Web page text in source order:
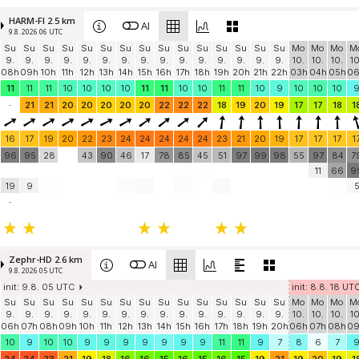
HARM-FI 2.5 km
9.8. 2026 06 UTC AI
Su
9.
08h
Su
9.
09h
Su
9.
10h
Su
9.
11h
Su
9.
12h
Su
9.
13h
Su
9.
14h
Su
9.
15h
Su
9.
16h
Su
9.
17h
Su
9.
18h
Su
9.
19h
Su
9.
20h
Su
9.
21h
Su
9.
22h
Mo
10.
03h
Mo
10.
04h
Mo
10.
05h
11
11 11 10 10 10 10 11 11 10 10 11 11 10 9 10 10 10
9
-
21 21 20 20 20 20 20 22 22 22 18 19 20 19 17 17 18
16 17 19 20 22 23 24 24 24 24 24 23 21 20 19 17 17 17
96
19
95
9
28 43 90 46 17 78 85 45 51 97 99 98 55
97
11
84
66
5
-
Zephr-HD 2.6 km
9.8. 2026 05 UTC AI
init: 9.8. 05 UTC
init: 8.8. 18
Su
9.
06h
Su
9.
07h
Su
9.
08h
Su
9.
09h
Su
9.
10h
Su
9.
11h
Su
9.
12h
Su
9.
13h
Su
9.
14h
Su
9.
15h
Su
9.
16h
Su
9.
17h
Su
9.
18h
Su
9.
19h
Su
9.
20h
Mo
10.
06h
Mo
10.
07h
Mo
10.
08h
10
9 10 10 9 9 9 9 9 9 9 11 11 9 7 8 6 7
9